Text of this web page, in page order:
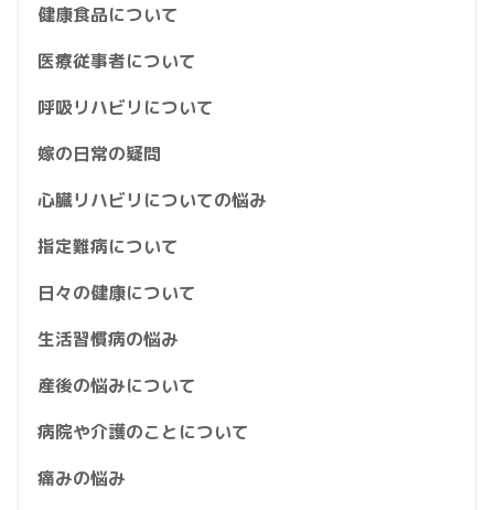
健康食品について
医療従事者について
呼吸リハビリについて
嫁の日常の疑問
心臓リハビリについての悩み
指定難病について
日々の健康について
生活習慣病の悩み
産後の悩みについて
病院や介護のことについて
痛みの悩み